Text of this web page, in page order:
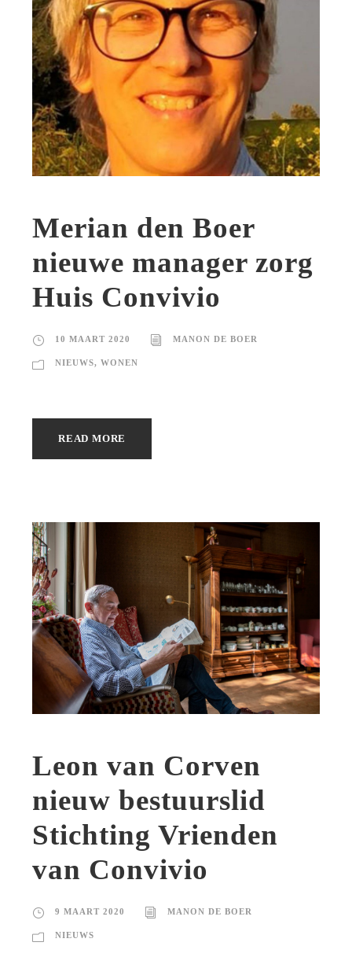
Merian den Boer
nieuwe manager zorg
Huis Convivio
10 MAART 2020 MANON DE BOER
NIEUWS, WONEN
READ MORE
Leon van Corven
nieuw bestuurslid
Stichting Vrienden
van Convivio
9 MAART 2020 MANON DE BOER
NIEUWS